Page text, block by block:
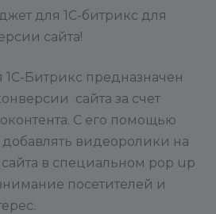
для 1С-битрикс для
сайта!
Битрикс предназначен
сайта за счет
С его помощью
видеоролики на
в специальном pop up
посетителей и